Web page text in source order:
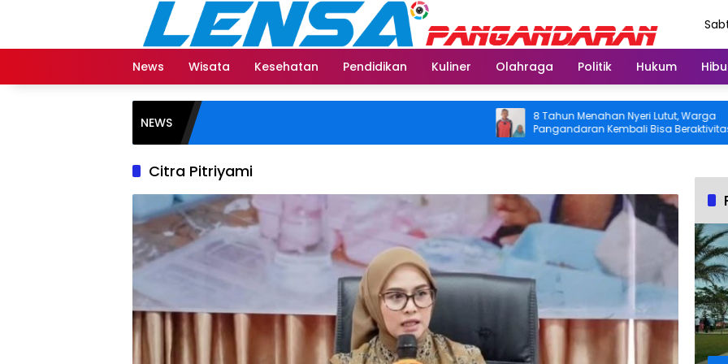
News
Wisata Kesehatan Pendidikan Kuliner Olahraga Politik Hukum
NEWS
8 Tahun Menahan Nyeri Lutut, Warga
Pangandaran Kembali Bisa Beraktivitas
Usai Operasi Gratis Ditanggung BPJS
Citra Pitriyami